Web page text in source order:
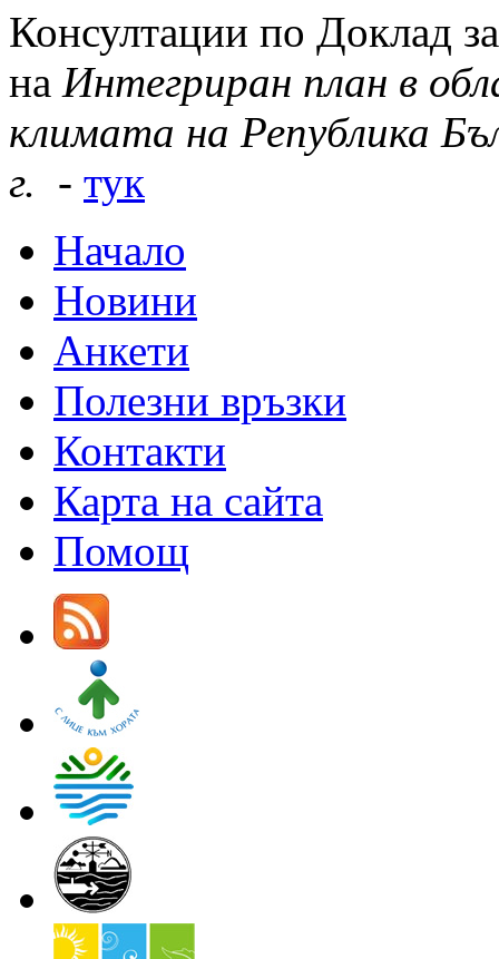
Консултации по Доклад
на Интегриран план в
климата на Република
г. - тук
Начало
Новини
Анкети
Полезни връзки
Контакти
Карта на сайта
Помощ